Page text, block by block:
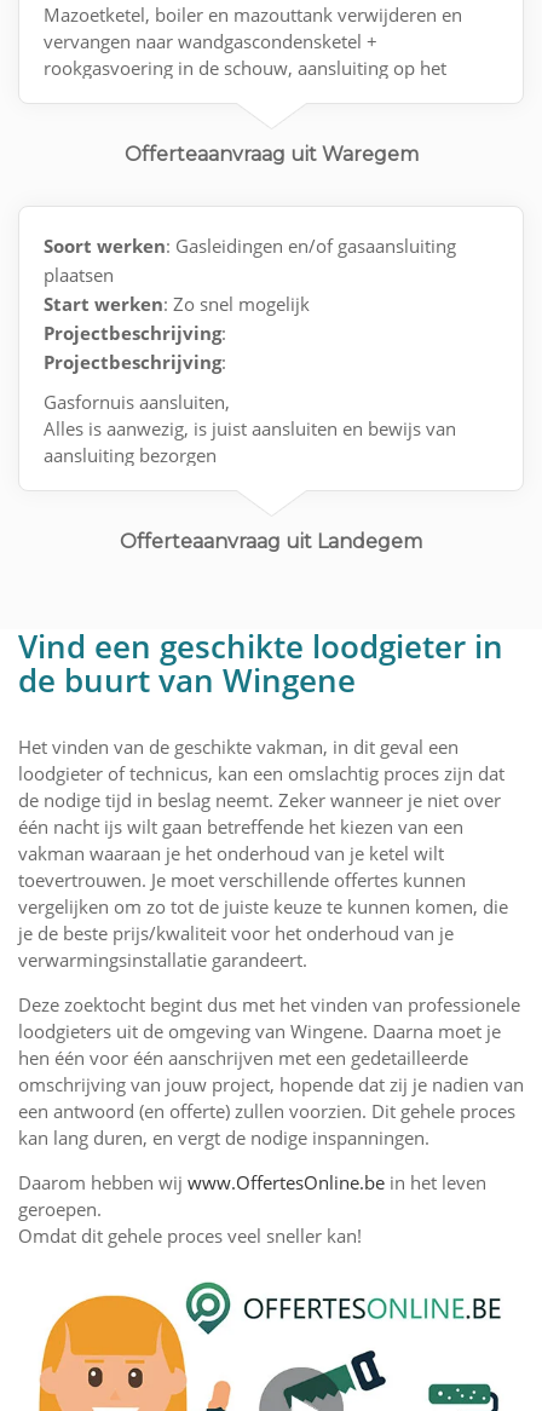
Mazoetketel, boiler en mazouttank verwijderen en
vervangen naar wandgascondensketel +
rookgasvoering in de schouw, aansluiting op het
Offerteaanvraag uit Waregem
Soort werken: Gasleidingen en/of gasaansluiting
plaatsen
Start werken: Zo snel mogelijk
Projectbeschrijving:
Projectbeschrijving:
Gasfornuis aansluiten,
Alles is aanwezig, is juist aansluiten en bewijs van
aansluiting bezorgen
Offerteaanvraag uit Landegem
Vind een geschikte loodgieter in
de buurt van Wingene
Het vinden van de geschikte vakman, in dit geval een
loodgieter of technicus, kan een omslachtig proces zijn dat
de nodige tijd in beslag neemt. Zeker wanneer je niet over
één nacht ijs wilt gaan betreffende het kiezen van een
vakman waaraan je het onderhoud van je ketel wilt
toevertrouwen. Je moet verschillende offertes kunnen
vergelijken om zo tot de juiste keuze te kunnen komen, die
je de beste prijs/kwaliteit voor het onderhoud van je
verwarmingsinstallatie garandeert.
Deze zoektocht begint dus met het vinden van professionele
loodgieters uit de omgeving van Wingene. Daarna moet je
hen één voor één aanschrijven met een gedetailleerde
omschrijving van jouw project, hopende dat zij je nadien van
een antwoord (en offerte) zullen voorzien. Dit gehele proces
kan lang duren, en vergt de nodige inspanningen.
Daarom hebben wij www.OffertesOnline.be in het leven
geroepen.
Omdat dit gehele proces veel sneller kan!